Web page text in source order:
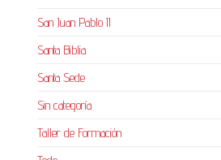
San Juan Pablo II
Santa Biblia
Santa Sede
Sin categoría
Taller de Formación